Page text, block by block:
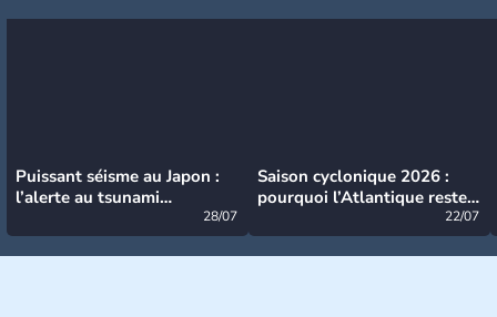
Puissant séisme au Japon :
l’alerte au tsunami
28/07
Saison cyclonique 2026 :
pourquoi l’Atlantique reste
22/07